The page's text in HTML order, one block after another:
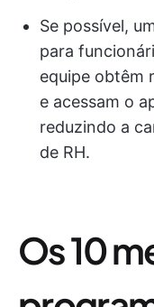
Se possível,
para
equipe obtêm
e acessam o
reduzindo a
de RH.
Os 10